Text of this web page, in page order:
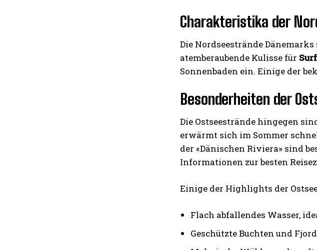
Charakteristika der
Die Nordseestrände
atemberaubende Kulisse für
Sonnenbaden ein. Einige der
Besonderheiten der
Die Ostseestrände hingegen
erwärmt sich im Sommer
der «Dänischen Riviera» sind
Informationen zur besten
Einige der Highlights der
Flach abfallendes Wasser,
Geschützte Buchten und